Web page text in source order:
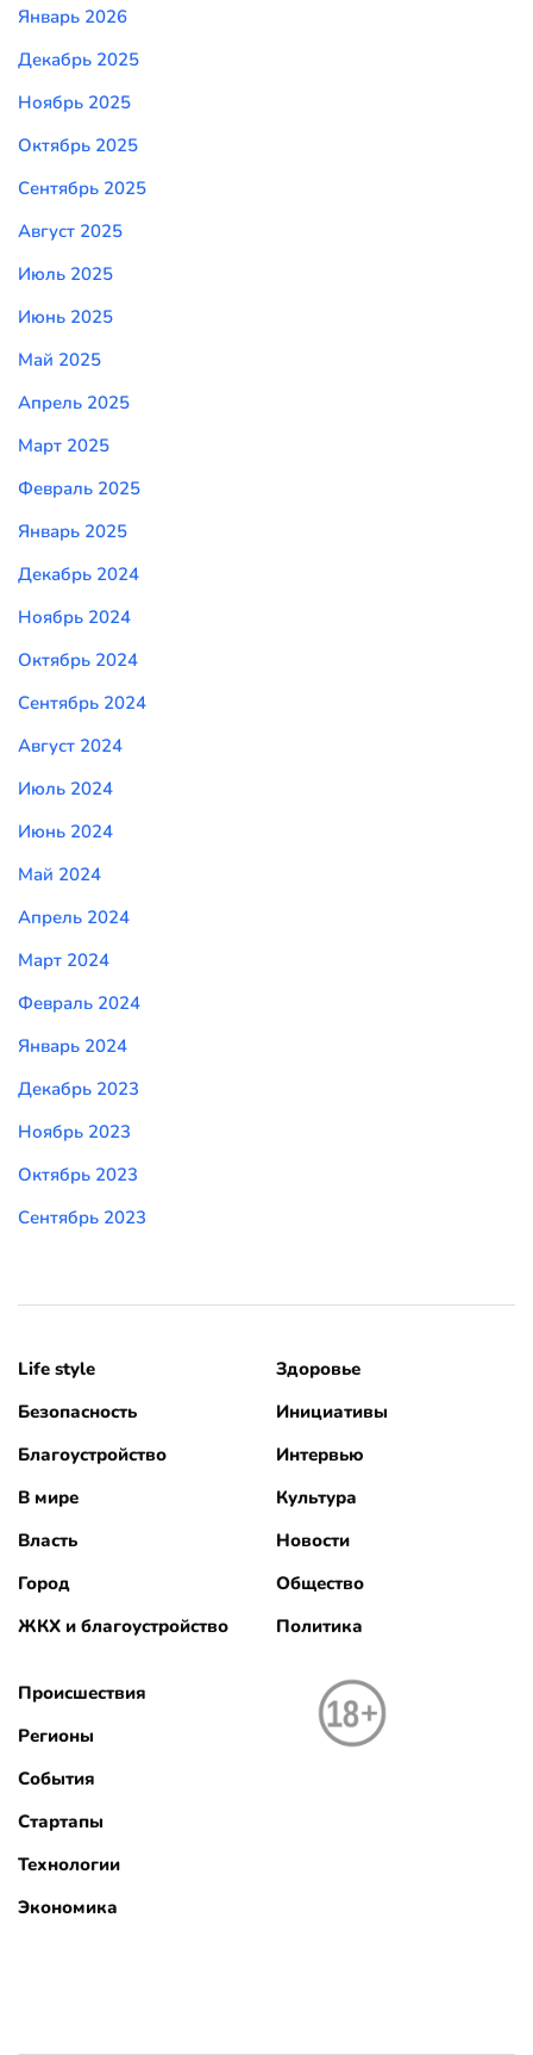
Январь 2026
Декабрь 2025
Ноябрь 2025
Октябрь 2025
Сентябрь 2025
Август 2025
Июль 2025
Июнь 2025
Май 2025
Апрель 2025
Март 2025
Февраль 2025
Январь 2025
Декабрь 2024
Ноябрь 2024
Октябрь 2024
Сентябрь 2024
Август 2024
Июль 2024
Июнь 2024
Май 2024
Апрель 2024
Март 2024
Февраль 2024
Январь 2024
Декабрь 2023
Ноябрь 2023
Октябрь 2023
Сентябрь 2023
Life style
Безопасность
Благоустройство
В мире
Власть
Город
ЖКХ и благоустройство
Здоровье
Инициативы
Интервью
Культура
Новости
Общество
Политика
Происшествия
Регионы
События
Стартапы
Технологии
Экономика